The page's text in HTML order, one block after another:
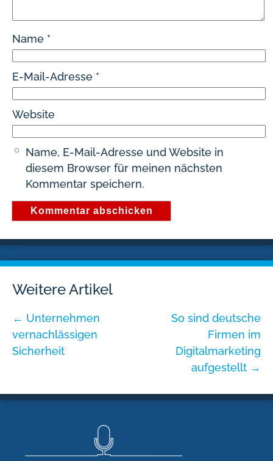
Name *
E-Mail-Adresse *
Website
Name, E-Mail-Adresse und Website in
diesem Browser für meinen nächsten
Kommentar speichern.
Weitere Artikel
← Unternehmen
vernachlässigen
Sicherheit
So sind deutsche
Firmen im
Digitalmarketing
aufgestellt →